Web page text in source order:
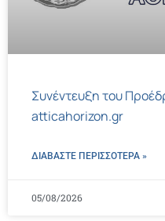
Συνέντευξη του
atticahorizon.gr
ΔΙΑΒΑΣΤΕ ΠΕΡΙΣΣΌΤΕΡΑ »
05/08/2026